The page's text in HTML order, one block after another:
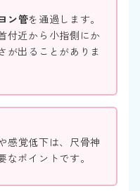
ン管を通過します。
付近から小指側にか
が出ることがありま
感覚低下は、尺骨神
ポイントです。